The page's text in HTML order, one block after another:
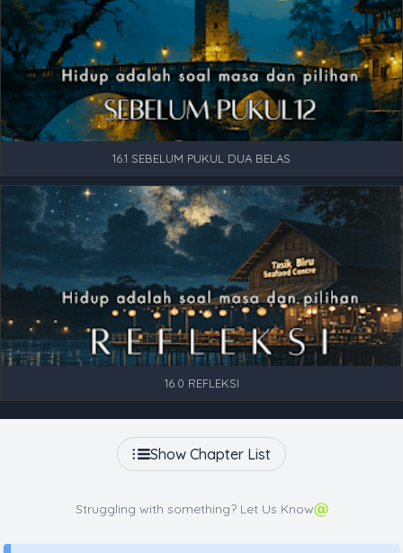
16.1 SEBELUM PUKUL DUA BELAS
16.0 REFLEKSI
Show Chapter List
Struggling with something? Let Us Know